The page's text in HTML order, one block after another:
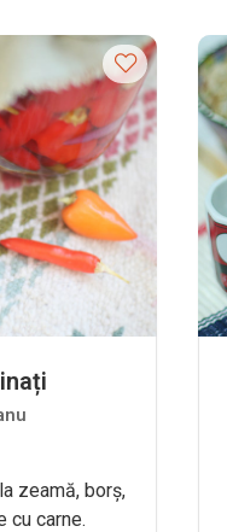
zeamă, borș,
cu carne.